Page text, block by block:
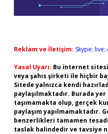
Reklam ve İletişim: Skype:
Yasal Uyarı: Bu internet
veya şahıs şirketi ile hiçbir
Sitede yalnızca kendi
paylaşılmaktadır. Burada
taşımamakta olup, gerçek
paylaşım yapılmamaktadır.
benzerlikleri tamamen
taslak halindedir ve tavsiye